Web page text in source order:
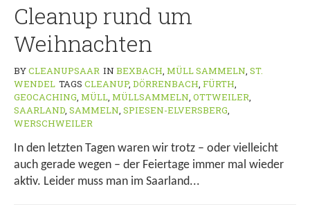
Cleanup rund um
Weihnachten
BYCLEANUPSAAR IN BEXBACH, MÜLL SAMMELN, ST.
WENDEL TAGS CLEANUP, DÖRRENBACH, FÜRTH,
GEOCACHING, MÜLL, MÜLLSAMMELN, OTTWEILER,
SAARLAND, SAMMELN, SPIESEN-ELVERSBERG,
WERSCHWEILER
In den letzten Tagen waren wir trotz – oder vielleicht
auch gerade wegen – der Feiertage immer mal wieder
aktiv. Leider muss man im Saarland...